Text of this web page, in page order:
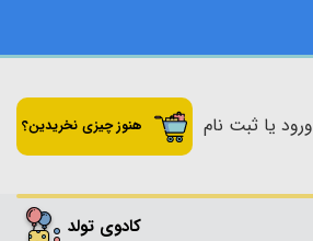
ورود یا ثبت نام هنوز چیزی نخریدین؟
کادوی تولد